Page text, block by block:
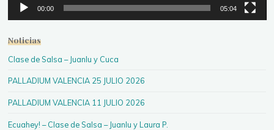
00:00 05:04
Noticias
Clase de Salsa – Juanlu y Cuca
PALLADIUM VALENCIA 25 JULIO 2026
PALLADIUM VALENCIA 11 JULIO 2026
Ecuahey! – Clase de Salsa – Juanlu y Laura P.